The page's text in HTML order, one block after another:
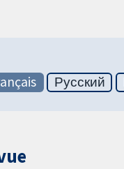
Русский